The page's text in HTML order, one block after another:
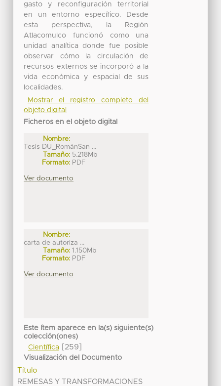
gasto y reconfiguración territorial
en un entorno específico. Desde
esta perspectiva, la Región
Atlacomulco funcionó como una
unidad analítica donde fue posible
observar cómo la circulación de
recursos externos se incorporó a la
vida económica y espacial de sus
localidades.
Mostrar el registro completo del
objeto digital
Ficheros en el objeto digital
Nombre:
Tesis DU_RománSan ...
Tamaño: 5.218Mb
Formato: PDF
Ver documento
Nombre:
carta de autoriza ...
Tamaño: 1.150Mb
Formato: PDF
Ver documento
Este ítem aparece en la(s) siguiente(s)
colección(ones)
Científica[259]
Visualización del Documento
Título
REMESAS Y TRANSFORMACIONES